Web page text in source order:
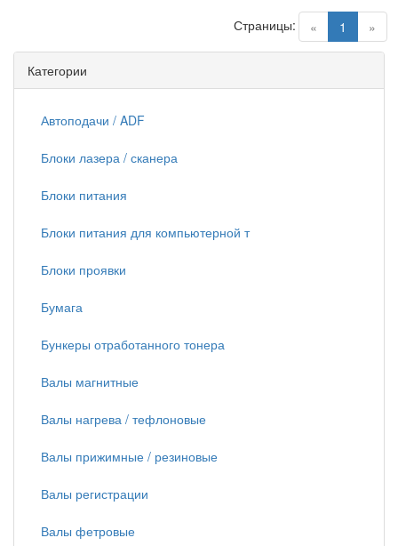
« 1 (current)
»
Страницы:
Категории
Автоподачи / ADF
Блоки лазера / сканера
Блоки питания
Блоки питания для компьютерной т
Блоки проявки
Бумага
Бункеры отработанного тонера
Валы магнитные
Валы нагрева / тефлоновые
Валы прижимные / резиновые
Валы регистрации
Валы фетровые